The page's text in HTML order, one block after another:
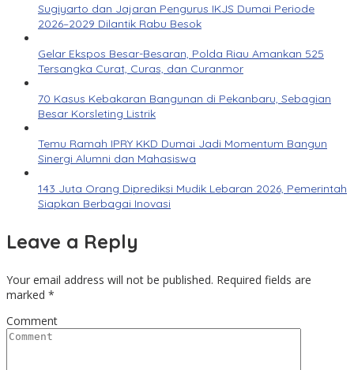
Sugiyarto dan Jajaran Pengurus IKJS Dumai Periode
2026–2029 Dilantik Rabu Besok
Gelar Ekspos Besar-Besaran, Polda Riau Amankan 525
Tersangka Curat, Curas, dan Curanmor
70 Kasus Kebakaran Bangunan di Pekanbaru, Sebagian
Besar Korsleting Listrik
Temu Ramah IPRY KKD Dumai Jadi Momentum Bangun
Sinergi Alumni dan Mahasiswa
143 Juta Orang Diprediksi Mudik Lebaran 2026, Pemerintah
Siapkan Berbagai Inovasi
Leave a Reply
Your email address will not be published. Required fields are
marked *
Comment